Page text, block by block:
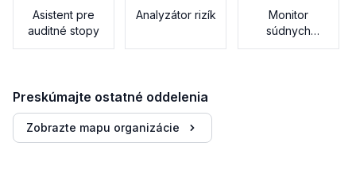
Asistent pre
auditné stopy
Analyzátor rizík
Monitor
súdnych
sporov
Preskúmajte ostatné oddelenia
Zobrazte mapu organizácie